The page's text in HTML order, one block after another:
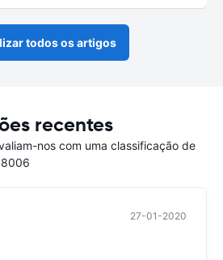
todos os artigos
recentes
nos com uma classificação de
27-01-2020